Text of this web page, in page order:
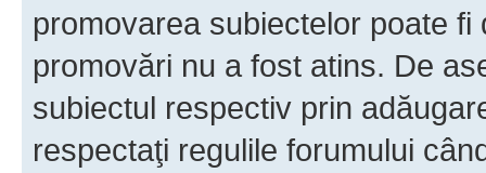
promovarea subiectelor poate
promovări nu a fost atins. De
subiectul respectiv prin
respectaţi regulile forumului